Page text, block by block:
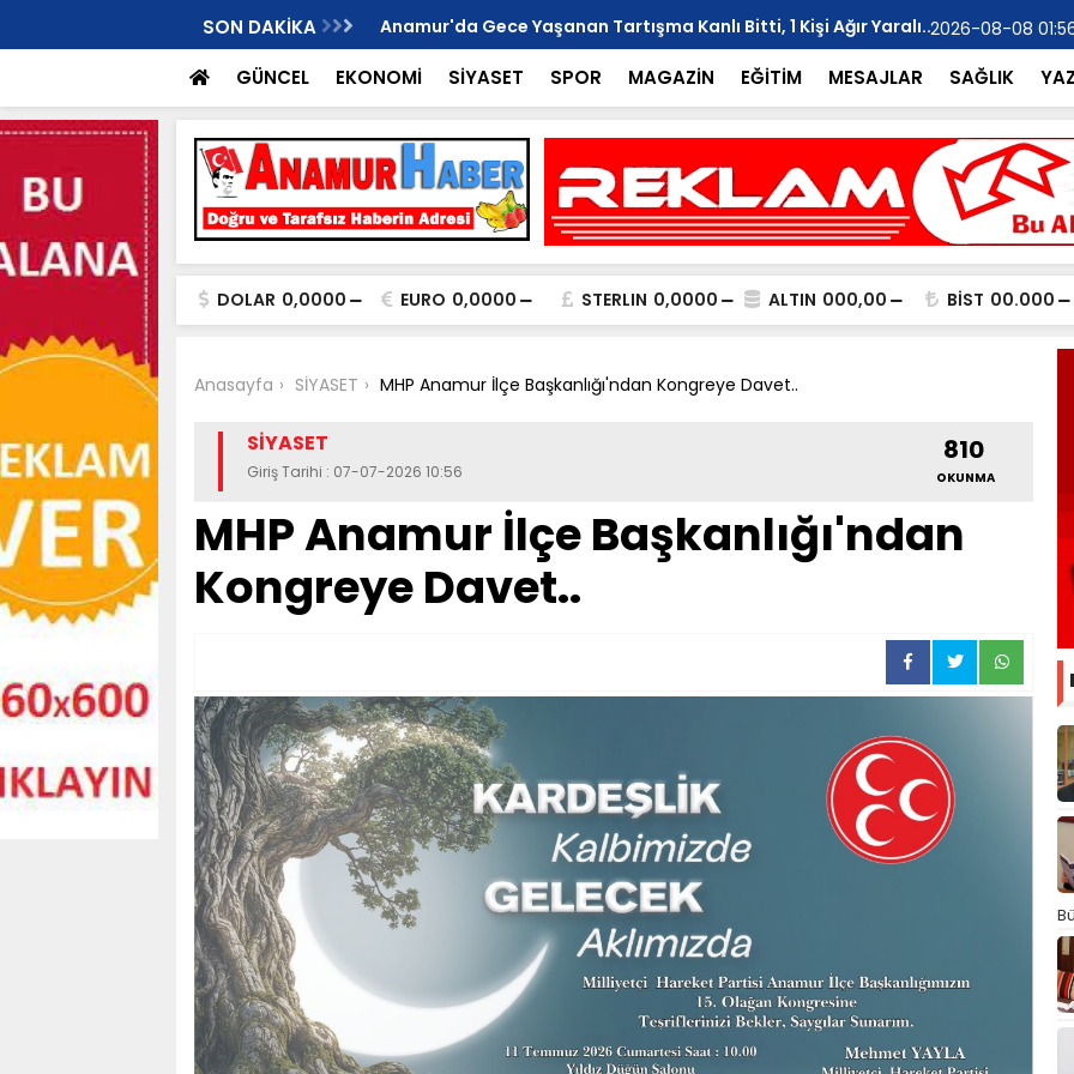
SON DAKİKA
KURUCU İLÇE BAŞKANI OLDU.. Anamur'da Gece Yaşanan Tartışma Kanlı Bitti, 1 Kişi Ağır Yaralı.. YILMAZ;
2026-08-08
GÜNCEL EKONOMİ SİYASET SPOR MAGAZİN EĞİTİM MESAJLAR SAĞLIK
DOLAR 0,0000 EURO 0,0000 STERLIN 0,0000 ALTIN 000,00 BİST 00.000
Anasayfa SİYASET MHP Anamur İlçe Başkanlığı'ndan Kongreye Davet..
SİYASET
Giriş Tarihi : 07-07-2026 10:56
810
OKUNMA
MHP Anamur İlçe Başkanlığı'ndan
Kongreye Davet..